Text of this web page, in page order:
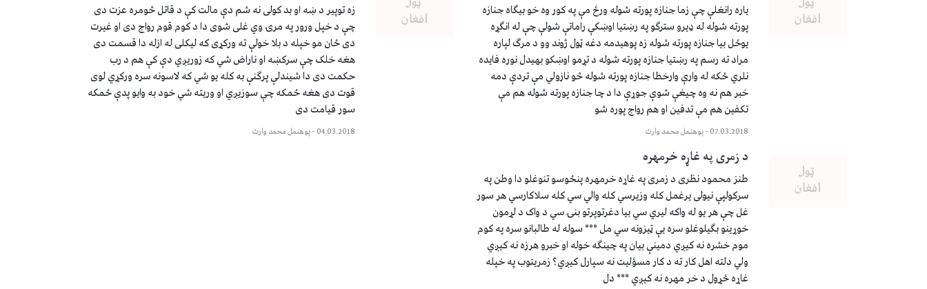
یاره رانغلې چې زما جنازه پورته شوله ورځ مې په کور وه خو بیګاه جنازه
پورته شوله له ډیرو سترګو په رښتیا اوښکې راماتې شولې چې له انګړه
یوځل بیا جنازه پورته شوله زه پوهیدمه دغه ټول ژوند وو د مرګ لپاره
مراد ته رسم په رښتیا جنازه پورته شوله د تړمو اوښکو بهیدل نوره فایده
نلري ځکه له وارې وارخطا جنازه پورته شوله څو نازولي مې تردې دمه
خبر هم نه وه چیغې شوې جوړې دا د چا جنازه پورته شوله هم مې
تکفین هم مې تدفین او هم رواج پوره شو
07.03.2018
–پوهنمل محمد وارث
زه توپیر د ښه او بد کولی نه شم دې مالت کې د قاتل څومره عزت دی
چې د خپل ورور په مرۍ وي غلی شوی دا د کوم قوم رواج دی او غیرت
دی ځان مو خپله د بلا خولې ته ورکړی که لیکلی له ازله دا قسمت دی
هغه خلک چې سرکښه او ناراض شي که زوریږي دې کې هم د رب
حکمت دی دا شیندلې پرګنې به کله یو شي که لاسونه سره ورکړي لوی
قوت دی هغه ځمکه چې سوزیږي او وریته شي خود به وایو پدې ځمکه
سور قیامت دی
04.03.2018
–پوهنمل محمد وارث
د زمری په غاړه خرمهره
طنز محمود نظری د زمری په غاړه خرمهره پنځوسو تنوغلو دا وطن په
سرکولپې نیولی یرغمل کله وزیرسي کله والي سي کله سلاکارسي هر سور
غل چې هر یو له واکه لیري سي بیا دغرتوپرتو بنۍ سي د واک د لړمون
خوړینو بګیلوغلو سره يې ټیزونه سي مل *** سوله له طالبانو سره په کوم
موم خشره نه کیږي دمینې بیان په چینګه خوله او خبرو هرزه نه کیږي
ولي دلته اهل کار ته د کار مسؤلیت نه سپارل کیږي؟ زمریتوب په خپله
غاړه ځړول د خر مهره نه کیږي *** دل